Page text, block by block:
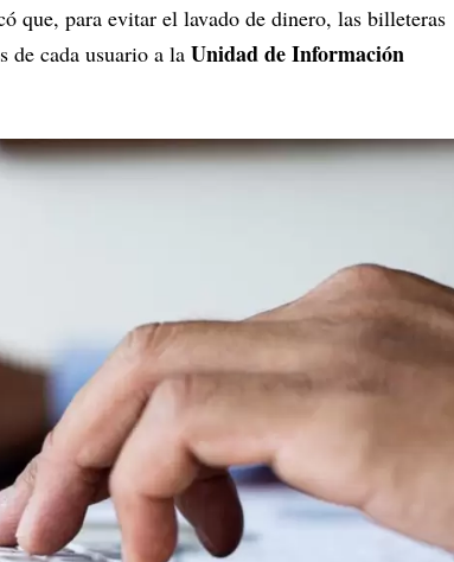
que, para evitar el lavado de dinero, las billeteras
de cada usuario a la Unidad de Información